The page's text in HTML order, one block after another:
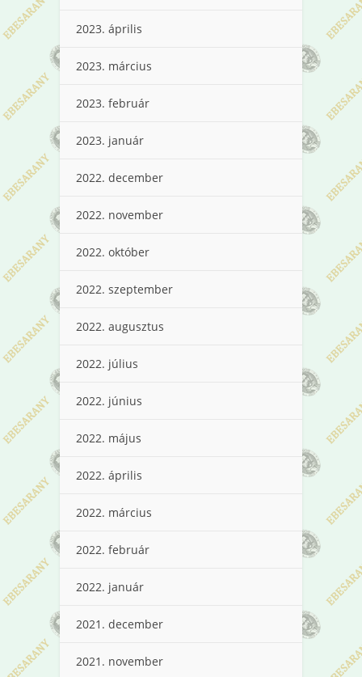
2023. április
2023. március
2023. február
2023. január
2022. december
2022. november
2022. október
2022. szeptember
2022. augusztus
2022. július
2022. június
2022. május
2022. április
2022. március
2022. február
2022. január
2021. december
2021. november